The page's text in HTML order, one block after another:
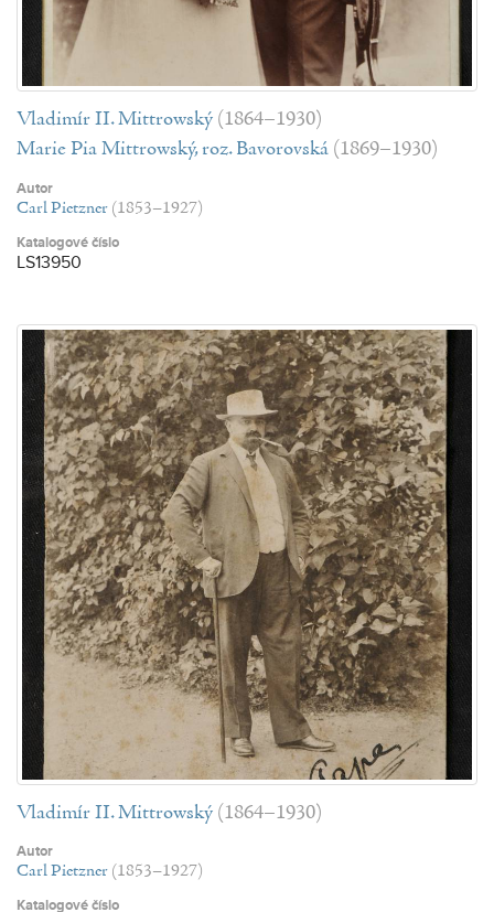
Vladimír II. Mittrowský (1864–1930)
Marie Pia Mittrowský, roz. Bavorovská (1869–1930)
Autor
Carl Pietzner (1853–1927)
Katalogové číslo
LS13950
Vladimír II. Mittrowský (1864–1930)
Autor
Carl Pietzner (1853–1927)
Katalogové číslo